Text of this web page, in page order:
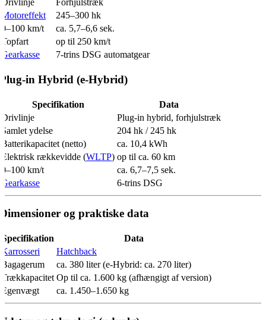
Drivlinje
Forhjulstræk
Motoreffekt
245–300 hk
0–100 km/t
ca. 5,7–6,6 sek.
Topfart
op til 250 km/t
Gearkasse
7-trins DSG automatgear
Plug-in Hybrid (e-Hybrid)
Specifikation
Data
Drivlinje
Plug-in hybrid, forhjulstræk
Samlet ydelse
204 hk / 245 hk
Batterikapacitet (netto)
ca. 10,4 kWh
Elektrisk rækkevidde (WLTP) op til ca. 60 km
0–100 km/t
ca. 6,7–7,5 sek.
Gearkasse
6-trins DSG
Dimensioner og praktiske data
Specifikation
Data
Karrosseri
Hatchback
Bagagerum
ca. 380 liter (e-Hybrid: ca. 270 liter)
Trækkapacitet Op til ca. 1.600 kg (afhængigt af version)
Egenvægt
ca. 1.450–1.650 kg